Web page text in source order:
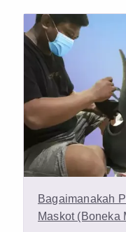
Bagaimanakah
Maskot (Boneka